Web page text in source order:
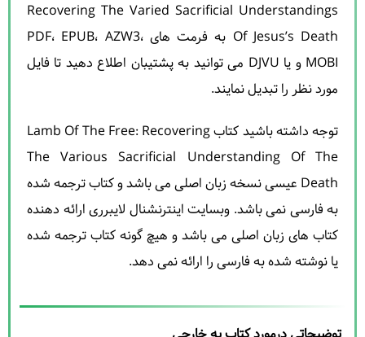
Recovering The Varied Sacrificial Understandings
Of Jesus’s Death به فرمت های PDF، EPUB، AZW3،
MOBI و یا DJVU می توانید به پشتیبان اطلاع دهید تا فایل
مورد نظر را تبدیل نمایند.
توجه داشته باشید کتاب Lamb Of The Free: Recovering
The Various Sacrificial Understanding Of The
Death عیسی نسخه زبان اصلی می باشد و کتاب ترجمه شده
به فارسی نمی باشد. وبسایت اینترنشنال لایبرری ارائه دهنده
کتاب های زبان اصلی می باشد و هیچ گونه کتاب ترجمه شده
یا نوشته شده به فارسی را ارائه نمی دهد.